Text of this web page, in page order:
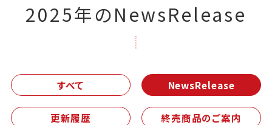
2025年のNewsRelease
すべて NewsRelease
更新履歴 終売商品のご案内